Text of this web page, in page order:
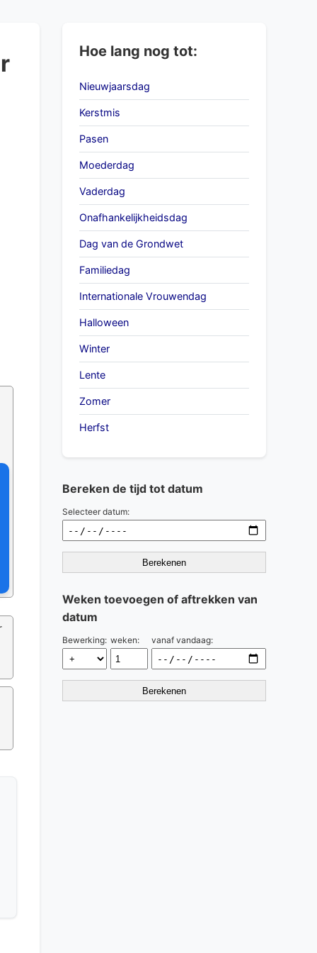
Hoe lang nog tot:
Nieuwjaarsdag
Kerstmis
Pasen
Moederdag
Vaderdag
Onafhankelijkheidsdag
Dag van de Grondwet
Familiedag
Internationale Vrouwendag
Halloween
Winter
Lente
Zomer
Herfst
Bereken de tijd tot datum
Selecteer datum:
Berekenen
Weken toevoegen of aftrekken van
datum
Bewerking: weken: vanaf vandaag:
Berekenen